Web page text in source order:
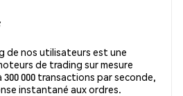
de nos utilisateurs est une
de trading sur mesure
000 transactions par seconde,
instantané aux ordres.